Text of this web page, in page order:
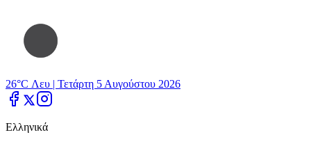
26°C Λευ | Τετάρτη 5 Αυγούστου 2026
Ελληνικά